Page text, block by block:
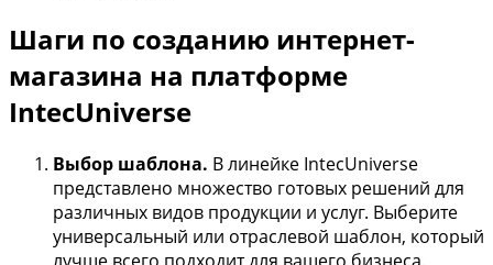
Шаги по созданию интернет-
магазина на платформе
IntecUniverse
Выбор шаблона. В линейке IntecUniverse
представлено множество готовых решений для
различных видов продукции и услуг. Выберите
универсальный или отраслевой шаблон, который
лучше всего подходит для вашего бизнеса.